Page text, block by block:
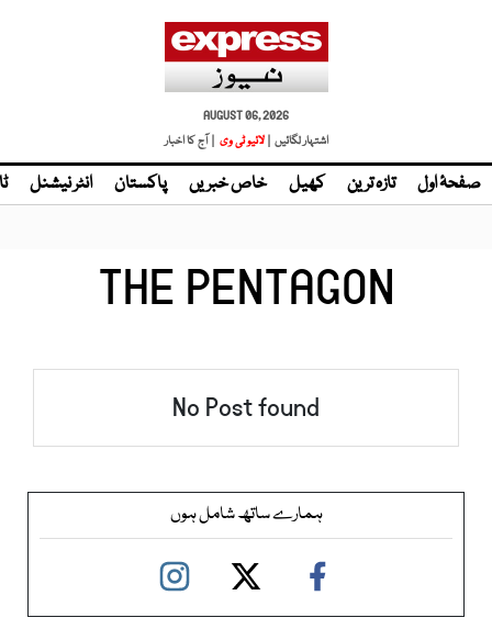
AUGUST 06, 2026
اشتہار لگائیں | لائیو ٹی وی | آج کا اخبار
صفحۂ اول تازہ ترین کھیل خاص خبریں پاکستان انٹر نیشنل
THE PENTAGON
No Post found
ہمارے ساتھ شامل ہوں